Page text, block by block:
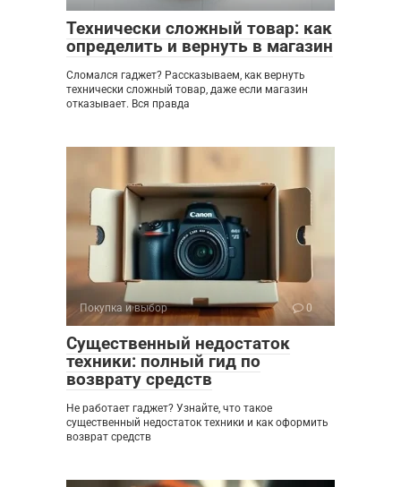
Технически сложный товар: как
определить и вернуть в магазин
Сломался гаджет? Рассказываем, как вернуть
технически сложный товар, даже если магазин
отказывает. Вся правда
Покупка и выбор 0
Существенный недостаток
техники: полный гид по
возврату средств
Не работает гаджет? Узнайте, что такое
существенный недостаток техники и как оформить
возврат средств